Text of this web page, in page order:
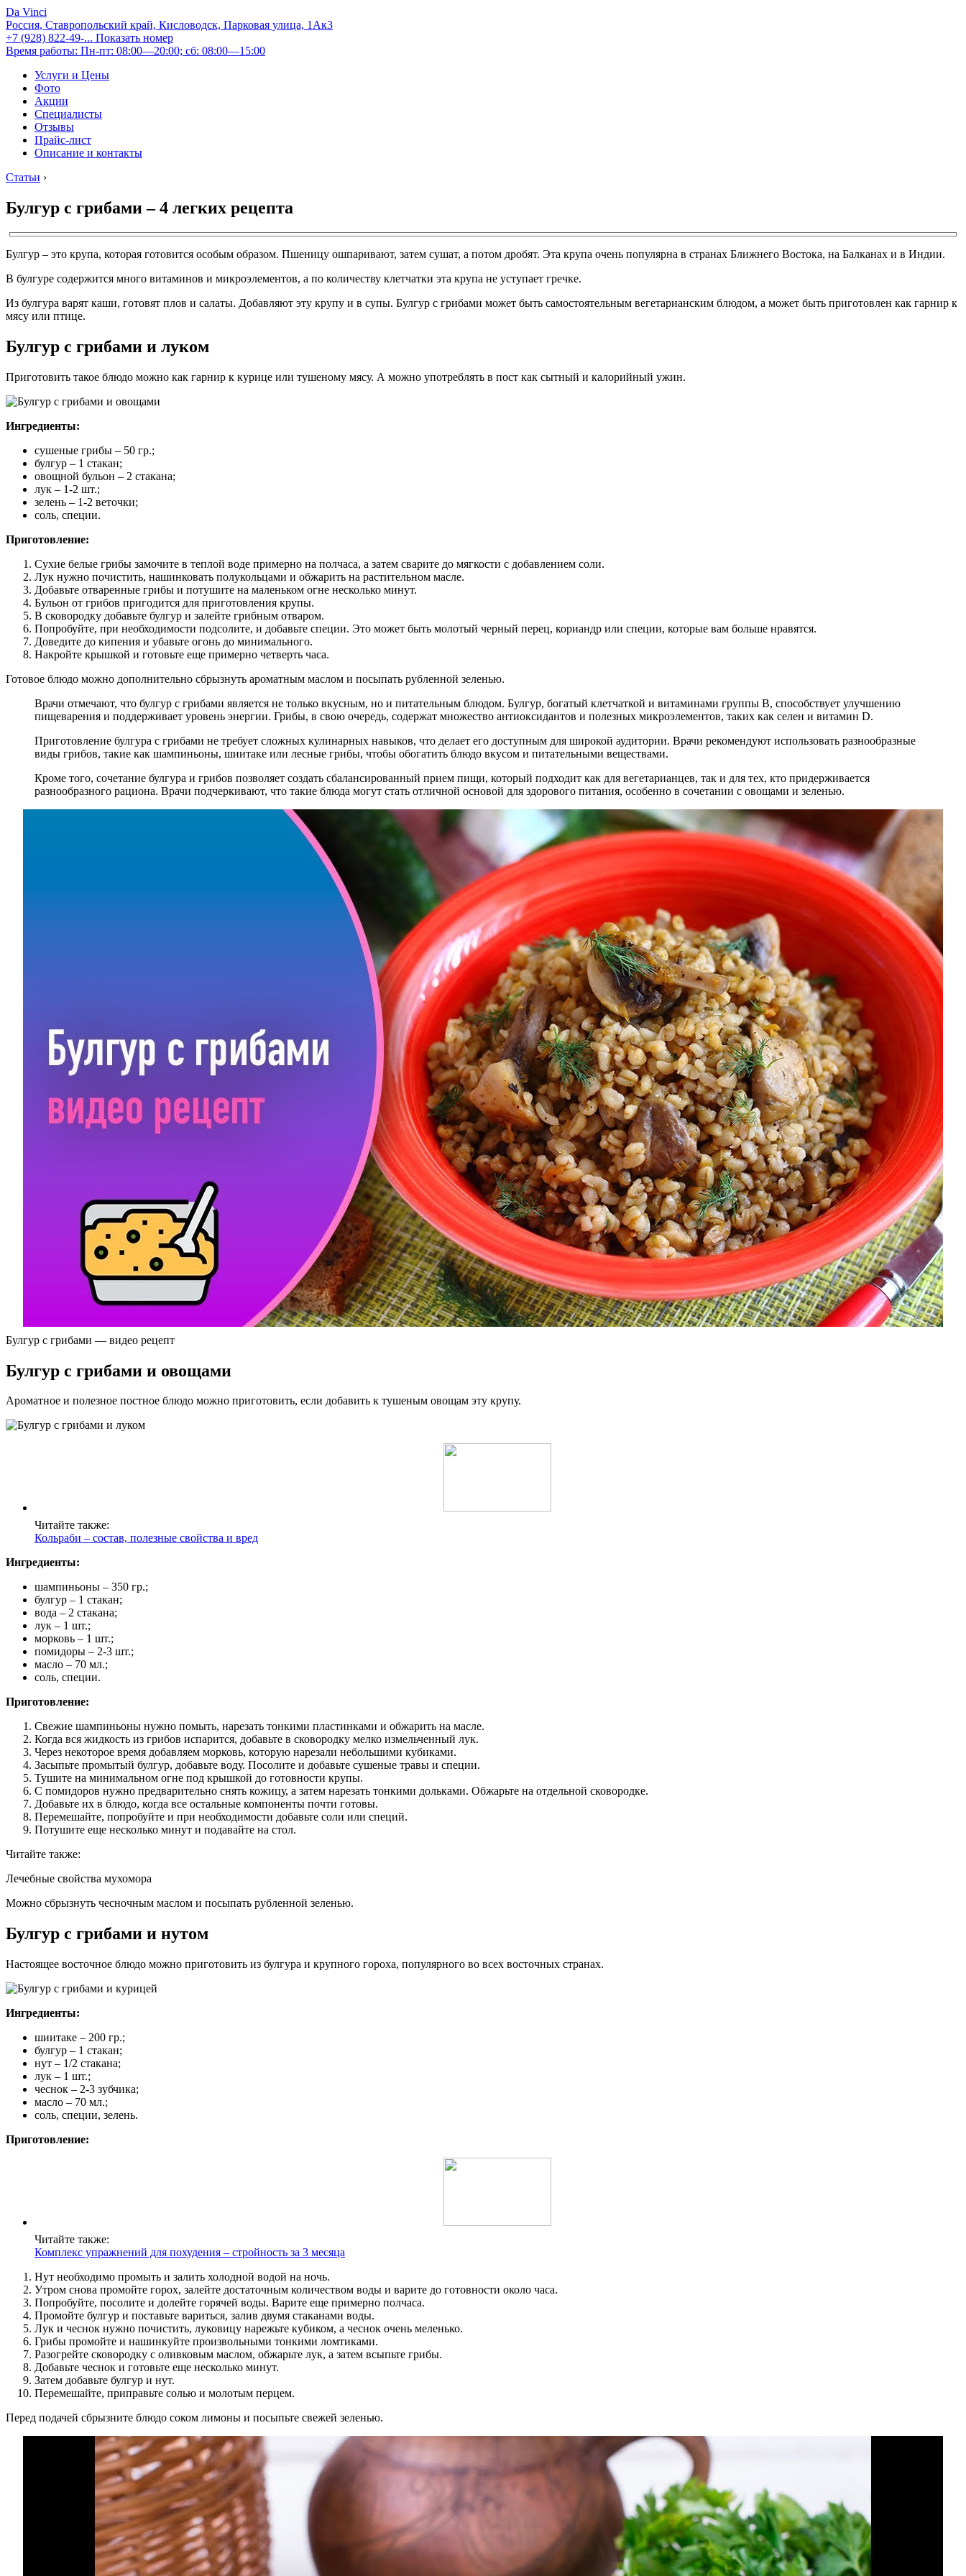
Da Vinci
Россия, Ставропольский край, Кисловодск, Парковая улица, 1Ак3
+7 (928) 822-49-... Показать номер
Время работы: Пн-пт: 08:00—20:00; сб: 08:00—15:00
Услуги и Цены
Фото
Акции
Специалисты
Отзывы
Прайс-лист
Описание и контакты
Статьи ›
Булгур с грибами – 4 легких рецепта
Булгур – это крупа, которая готовится особым образом. Пшеницу ошпаривают, затем сушат, а потом дробят. Эта крупа очень популярна в странах Ближнего Востока, на Балканах и в Индии.
В булгуре содержится много витаминов и микроэлементов, а по количеству клетчатки эта крупа не уступает гречке.
Из булгура варят каши, готовят плов и салаты. Добавляют эту крупу и в супы. Булгур с грибами может быть самостоятельным вегетарианским блюдом, а может быть приготовлен как гарнир к
мясу или птице.
Булгур с грибами и луком
Приготовить такое блюдо можно как гарнир к курице или тушеному мясу. А можно употреблять в пост как сытный и калорийный ужин.
Ингредиенты:
сушеные грибы – 50 гр.;
булгур – 1 стакан;
овощной бульон – 2 стакана;
лук – 1-2 шт.;
зелень – 1-2 веточки;
соль, специи.
Приготовление:
Сухие белые грибы замочите в теплой воде примерно на полчаса, а затем сварите до мягкости с добавлением соли.
Лук нужно почистить, нашинковать полукольцами и обжарить на растительном масле.
Добавьте отваренные грибы и потушите на маленьком огне несколько минут.
Бульон от грибов пригодится для приготовления крупы.
В сковородку добавьте булгур и залейте грибным отваром.
Попробуйте, при необходимости подсолите, и добавьте специи. Это может быть молотый черный перец, кориандр или специи, которые вам больше нравятся.
Доведите до кипения и убавьте огонь до минимального.
Накройте крышкой и готовьте еще примерно четверть часа.
Готовое блюдо можно дополнительно сбрызнуть ароматным маслом и посыпать рубленной зеленью.
Врачи отмечают, что булгур с грибами является не только вкусным, но и питательным блюдом. Булгур, богатый клетчаткой и витаминами группы B, способствует улучшению
пищеварения и поддерживает уровень энергии. Грибы, в свою очередь, содержат множество антиоксидантов и полезных микроэлементов, таких как селен и витамин D.
Приготовление булгура с грибами не требует сложных кулинарных навыков, что делает его доступным для широкой аудитории. Врачи рекомендуют использовать разнообразные
виды грибов, такие как шампиньоны, шиитаке или лесные грибы, чтобы обогатить блюдо вкусом и питательными веществами.
Кроме того, сочетание булгура и грибов позволяет создать сбалансированный прием пищи, который подходит как для вегетарианцев, так и для тех, кто придерживается
разнообразного рациона. Врачи подчеркивают, что такие блюда могут стать отличной основой для здорового питания, особенно в сочетании с овощами и зеленью.
Булгур с грибами — видео рецепт
Булгур с грибами и овощами
Ароматное и полезное постное блюдо можно приготовить, если добавить к тушеным овощам эту крупу.
Читайте также:
Кольраби – состав, полезные свойства и вред
Ингредиенты:
шампиньоны – 350 гр.;
булгур – 1 стакан;
вода – 2 стакана;
лук – 1 шт.;
морковь – 1 шт.;
помидоры – 2-3 шт.;
масло – 70 мл.;
соль, специи.
Приготовление:
Свежие шампиньоны нужно помыть, нарезать тонкими пластинками и обжарить на масле.
Когда вся жидкость из грибов испарится, добавьте в сковородку мелко измельченный лук.
Через некоторое время добавляем морковь, которую нарезали небольшими кубиками.
Засыпьте промытый булгур, добавьте воду. Посолите и добавьте сушеные травы и специи.
Тушите на минимальном огне под крышкой до готовности крупы.
С помидоров нужно предварительно снять кожицу, а затем нарезать тонкими дольками. Обжарьте на отдельной сковородке.
Добавьте их в блюдо, когда все остальные компоненты почти готовы.
Перемешайте, попробуйте и при необходимости добавьте соли или специй.
Потушите еще несколько минут и подавайте на стол.
Читайте также:
Лечебные свойства мухомора
Можно сбрызнуть чесночным маслом и посыпать рубленной зеленью.
Булгур с грибами и нутом
Настоящее восточное блюдо можно приготовить из булгура и крупного гороха, популярного во всех восточных странах.
Ингредиенты:
шиитаке – 200 гр.;
булгур – 1 стакан;
нут – 1/2 стакана;
лук – 1 шт.;
чеснок – 2-3 зубчика;
масло – 70 мл.;
соль, специи, зелень.
Приготовление:
Читайте также:
Комплекс упражнений для похудения – стройность за 3 месяца
Нут необходимо промыть и залить холодной водой на ночь.
Утром снова промойте горох, залейте достаточным количеством воды и варите до готовности около часа.
Попробуйте, посолите и долейте горячей воды. Варите еще примерно полчаса.
Промойте булгур и поставьте вариться, залив двумя стаканами воды.
Лук и чеснок нужно почистить, луковицу нарежьте кубиком, а чеснок очень меленько.
Грибы промойте и нашинкуйте произвольными тонкими ломтиками.
Разогрейте сковородку с оливковым маслом, обжарьте лук, а затем всыпьте грибы.
Добавьте чеснок и готовьте еще несколько минут.
Затем добавьте булгур и нут.
Перемешайте, приправьте солью и молотым перцем.
Перед подачей сбрызните блюдо соком лимоны и посыпьте свежей зеленью.